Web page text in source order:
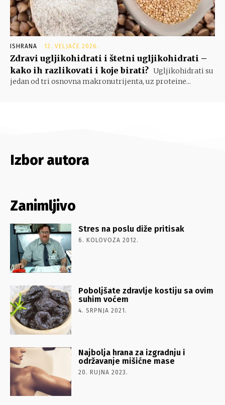
ISHRANA 12. VELJAČE 2026.
Zdravi ugljikohidrati i štetni ugljikohidrati –
kako ih razlikovati i koje birati? Ugljikohidrati su
jedan od tri osnovna makronutrijenta, uz proteine...
Izbor autora
Zanimljivo
Stres na poslu diže pritisak
6. KOLOVOZA 2012.
Poboljšate zdravlje kostiju sa ovim
suhim voćem
4. SRPNJA 2021.
Najbolja hrana za izgradnju i
održavanje mišićne mase
20. RUJNA 2023.